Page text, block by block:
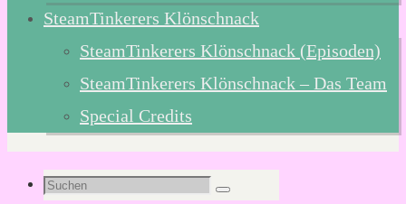
SteamTinkerers Klönschnack
SteamTinkerers Klönschnack (Episoden)
SteamTinkerers Klönschnack – Das Team
Special Credits
Schlagwort:
Suchen
Suchen